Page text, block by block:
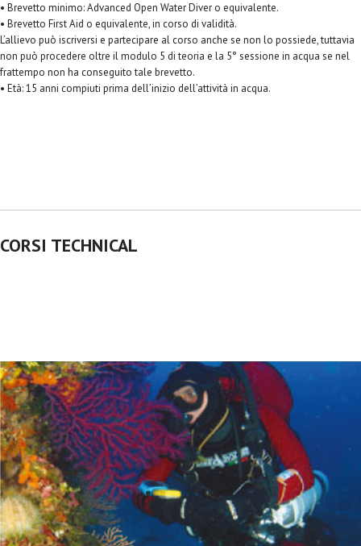
• Brevetto minimo: Advanced Open Water Diver o equivalente.
• Brevetto First Aid o equivalente, in corso di validità.
L’allievo può iscriversi e partecipare al corso anche se non lo possiede, tuttavia
non può procedere oltre il modulo 5 di teoria e la 5° sessione in acqua se nel
frattempo non ha conseguito tale brevetto.
• Età: 15 anni compiuti prima dell’inizio dell’attività in acqua.
CORSI TECHNICAL